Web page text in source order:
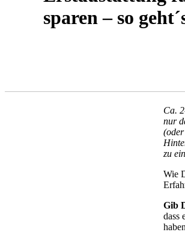
sparen – so
Ca.
nur
zu
Wie
Gib
dass